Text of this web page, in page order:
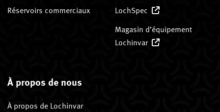
Réservoirs commerciaux
LochSpec
Magasin d’équipement
Lochinvar
À propos de nous
À propos de Lochinvar